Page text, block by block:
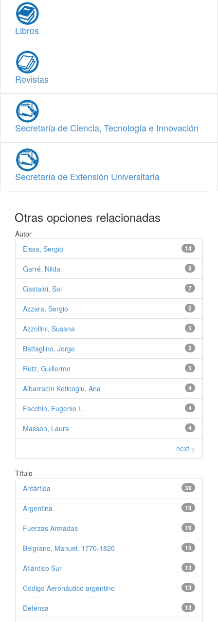
Libros
Revistas
Secretaría de Ciencia, Tecnología e Innovación
Secretaría de Extensión Universitaria
Otras opciones relacionadas
Autor
14
Eissa, Sergio
8
Garré, Nilda
7
Gastaldi, Sol
5
Azzara, Sergio
5
Azzollini, Susana
5
Battaglino, Jorge
5
Rutz, Guillermo
4
Albarracín Keticoglu, Ana
4
Facchin, Eugenio L.
4
Masson, Laura
next >
Título
39
Antártida
19
Argentina
19
Fuerzas Armadas
15
Belgrano, Manuel. 1770-1820
13
Atlántico Sur
13
Código Aeronáutico argentino
13
Defensa